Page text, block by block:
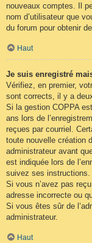
nouveaux comptes. Il
nom d’utilisateur que
du forum pour obtenir de
Haut
Je suis enregistré
Vérifiez, en premier,
sont corrects, il y a
Si la gestion COPPA
ans lors de
reçues par courriel.
toute nouvelle création
administrateur avant
est indiquée lors de
suivez ses instructions.
Si vous n’avez pas
adresse incorrecte ou
Si vous êtes sûr de
administrateur.
Haut